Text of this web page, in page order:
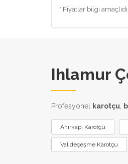
* Fiyatlar bilgi
Ihlamur
Profesyonel karotçu
Ahırkapı Karotçu
Valideçeşme Karotçu